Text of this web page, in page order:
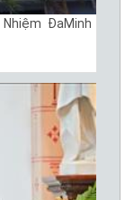
ĐaMinh